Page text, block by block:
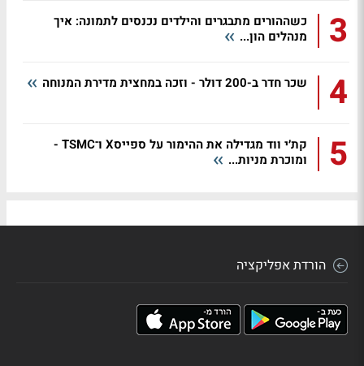
3
כשההורים מתבגרים והילדים נכנסים לתמונה: איך
מנהלים הון...
4 שכר חדר ב-200 דולר - וזכה במחצית מדירת המנוחה
5
קת׳י ווד מגדילה את ההימור על ספייסX ו־TSMC -
ומוכרת מניות...
הורדת אפליקציה